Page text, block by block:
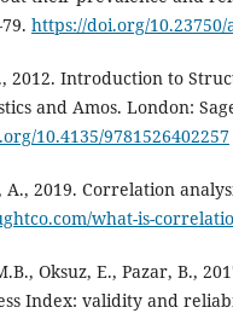
https://doi.org/10.23750/
2012. Introduction to
and Amos. London:
10.4135/9781526402257
A., 2019. Correlation
what-is-
Oksuz, E., Pazar, B.,
Index: validity and